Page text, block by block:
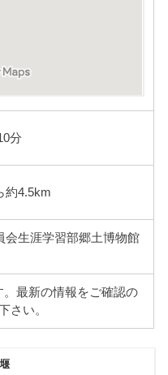
分
約4.5km
会生涯学習部郷土博物館
最新の情報をご確認の
さい。